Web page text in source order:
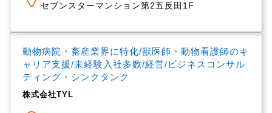
セブンスターマンション第2五反田1F
動物病院・畜産業界に特化/獣医師・動物看護師のキ
ャリア支援/未経験入社多数/経営/ビジネスコンサル
ティング・シンクタンク
株式会社TYL